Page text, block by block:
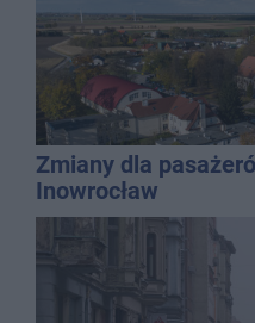
Zmiany dla
Inowrocław